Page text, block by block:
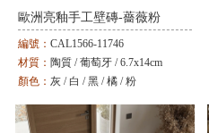
歐洲亮釉手工壁磚-薔薇粉
編號： CAL1566-11746
材質： 陶質 / 葡萄牙 / 6.7x14cm
顏色： 灰 / 白 / 黑 / 橘 / 粉